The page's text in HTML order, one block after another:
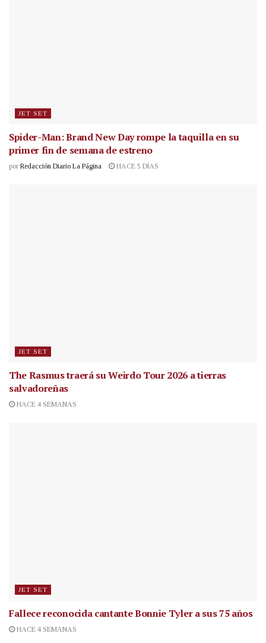
JET SET
Spider-Man: Brand New Day rompe la taquilla en su
primer fin de semana de estreno
por Redacción Diario La Página HACE 5 DÍAS
JET SET
The Rasmus traerá su Weirdo Tour 2026 a tierras
salvadoreñas
HACE 4 SEMANAS
JET SET
Fallece reconocida cantanteBonnie Tyler a sus 75 años
HACE 4 SEMANAS